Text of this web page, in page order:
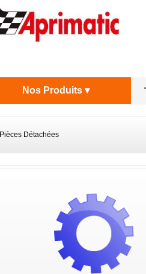
Nos Produits ▾
Pièces Détachées